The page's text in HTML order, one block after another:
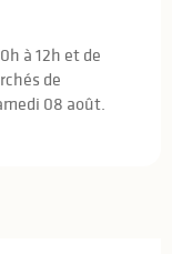
à 12h et de
de
08 août.